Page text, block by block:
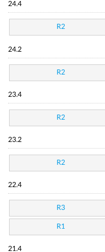
24.4
R2
24.2
R2
23.4
R2
23.2
R2
22.4
R3
R1
21.4